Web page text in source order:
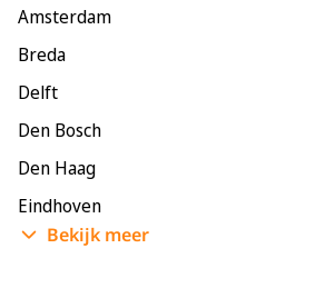
Amsterdam
Breda
Delft
Den Bosch
Den Haag
Eindhoven
Enschede
Bekijk meer